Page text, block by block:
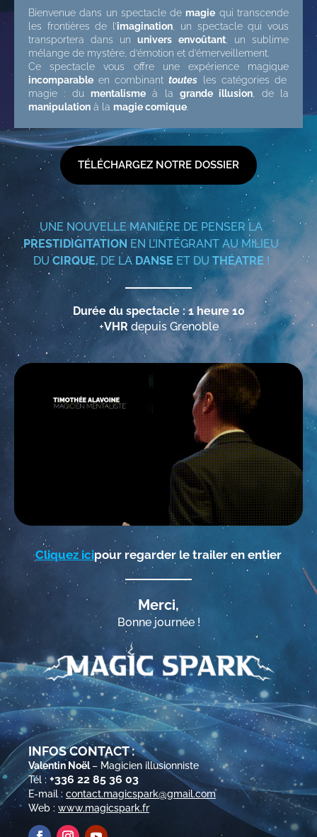
Bienvenue dans un spectacle de magie qui transcende
les frontières de l’imagination , un spectacle qui vous
transportera dans un univers envoûtant , un sublime
mélange de mystère, d’émotion et d’émerveillement.
Ce spectacle vous offre une expérience magique
incomparable en combinanttoutes les catégories de
magie : du mentalisme à la grande illusion , de la
manipulation à la magie comique
TÉLÉCHARGEZ NOTRE DOSSIER
UNE NOUVELLE MANIÈRE DE PENSER LA
PRESTIDIGITATION EN L’INTÉGRANT AU MILIEU
DU CIRQUE, DE LADANSE ET DU THÉATRE !
Durée du spectacle : 1 heure 10
+VHRdepuis Grenoble
Cliquez icipour regarder le trailer en entier
Merci,
Bonne journée !
INFOS CONTACT :
Valentin Noël– Magicien illusionniste
Tél : +336 22 85 36 03
E-mail : contact.magicspark@gmail.com
Web : www.magicspark.fr